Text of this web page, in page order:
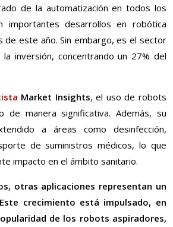
de la automatización en todos los
importantes desarrollos en robótica
de este año. Sin embargo, es el sector
inversión, concentrando un 27% del
Market Insights, el uso de robots
de manera significativa. Además, su
a áreas como desinfección,
de suministros médicos, lo que
impacto en el ámbito sanitario.
otras aplicaciones representan un
crecimiento está impulsado, en
de los robots aspiradores,